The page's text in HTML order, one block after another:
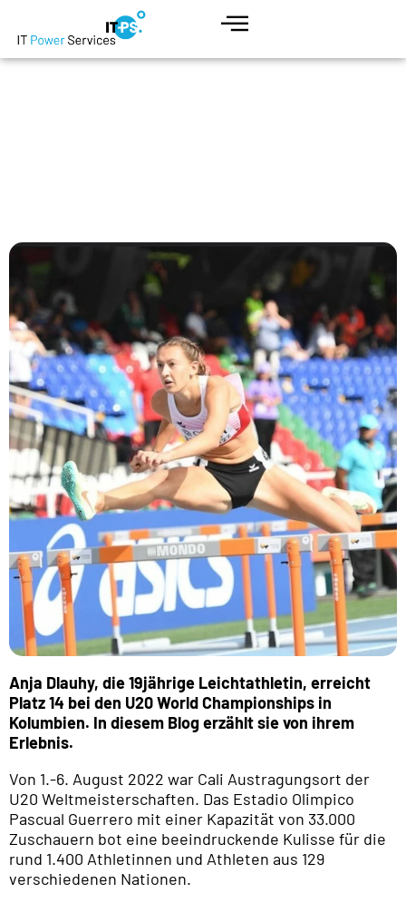
Anja Dlauhy, die 19jährige Leichtathletin, erreicht
Platz 14 bei den U20 World Championships in
Kolumbien. In diesem Blog erzählt sie von ihrem
Erlebnis.
Von 1.-6. August 2022 war Cali Austragungsort der
U20 Weltmeisterschaften. Das Estadio Olimpico
Pascual Guerrero mit einer Kapazität von 33.000
Zuschauern bot eine beeindruckende Kulisse für die
rund 1.400 Athletinnen und Athleten aus 129
verschiedenen Nationen.